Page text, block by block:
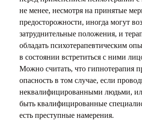
не менее, несмотря на принятые
предосторожности, иногда могут
затруднительные положения, и
обладать психотерапевтическим
в состоянии встретиться с ними
Можно считать, что гипнотерапия
опасность в том случае, если
неквалифицированными людьми,
быть квалифицированные
есть преступные намерения.